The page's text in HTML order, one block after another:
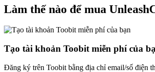
Làm thế nào để mua
Tạo tài khoản Toobit miễn phí của
Đăng ký trên Toobit bằng địa chỉ email/số điện